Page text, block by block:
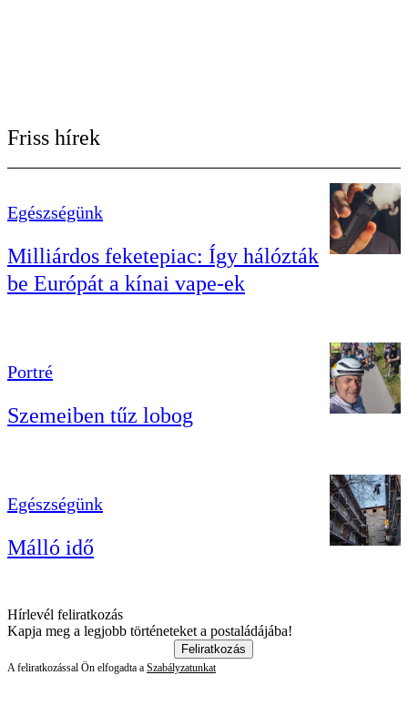
Friss hírek
Egészségünk
Milliárdos feketepiac: Így hálózták
be Európát a kínai vape-ek
Portré
Szemeiben tűz lobog
Egészségünk
Málló idő
Hírlevél feliratkozás
Kapja meg a legjobb történeteket a postaládájába!
Feliratkozás
A feliratkozással Ön elfogadta a Szabályzatunkat